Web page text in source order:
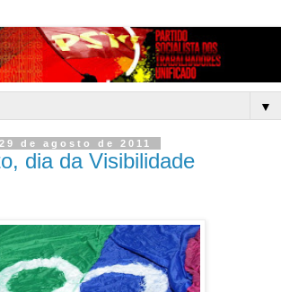
▼
de agosto de 2011
dia da Visibilidade